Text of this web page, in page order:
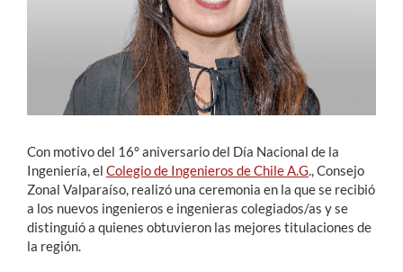
English
Con motivo del 16° aniversario del Día Nacional de la
Ingeniería, el Colegio de Ingenieros de Chile A.G ., Consejo
Zonal Valparaíso, realizó una ceremonia en la que se recibió
a los nuevos ingenieros e ingenieras colegiados/as y se
distinguió a quienes obtuvieron las mejores titulaciones de
la región.